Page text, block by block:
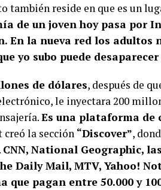
también reside en que es un
de un joven hoy pasa por
En la nueva red los adultos
yo subo puede
de dólares, después de
le inyectara 200
Es una plataforma de
creó la sección “Discover”,
CNN, National Geographic,
Daily Mail, MTV, Yahoo!
que pagan entre 50.000 y